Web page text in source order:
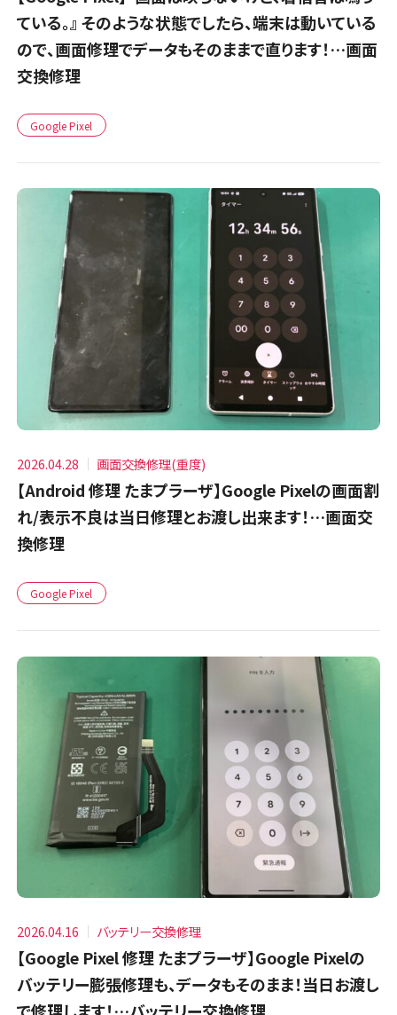
ている。』 そのような状態でしたら、端末は動いている
ので、画面修理でデータもそのままで直ります！…画面
交換修理
Google Pixel
2026.04.28 画面交換修理(重度)
【Android 修理 たまプラーザ】Google Pixelの画面割
れ/表示不良は当日修理とお渡し出来ます！…画面交
換修理
Google Pixel
2026.04.16 バッテリー交換修理
【Google Pixel 修理 たまプラーザ】Google Pixelの
バッテリー膨張修理も、データもそのまま！当日お渡し